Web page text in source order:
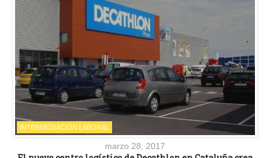
INTERMEDIACIÓN LABORAL
marzo 28, 2017